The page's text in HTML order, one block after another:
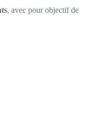
, avec pour objectif de